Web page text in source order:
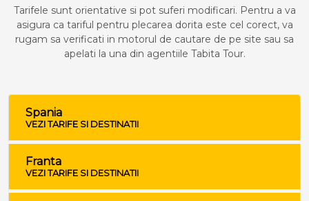
Tarifele sunt orientative si pot suferi modificari. Pentru a va
asigura ca tariful pentru plecarea dorita este cel corect, va
rugam sa verificati in motorul de cautare de pe site sau sa
apelati la una din agentiile Tabita Tour.
Spania
VEZI TARIFE SI DESTINATII
Franta
VEZI TARIFE SI DESTINATII